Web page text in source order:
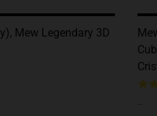
Mew Legendary 3D